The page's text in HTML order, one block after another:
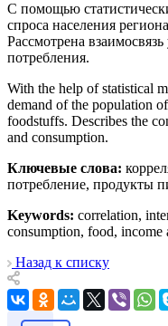
С помощью
спроса населения
Рассмотрена
потребления.
With the help of statistical
demand of the population
foodstuffs. Describes the
and consumption.
Ключевые слова:
потребление, продукты
Keywords: correlation,
consumption, food, income
Назад к списку